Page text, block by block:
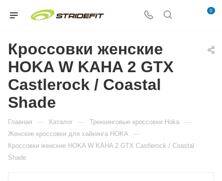
0
Кроссовки женские
HOKA W KAHA 2 GTX
Castlerock / Coastal
Shade
Главная — Каталог — Треккинговые кроссовки Hoka —
Женские кроссовки для хайкинга HOKA —
Кроссовки женские HOKA W KAHA 2 GTX Castlerock / Coastal
Shade